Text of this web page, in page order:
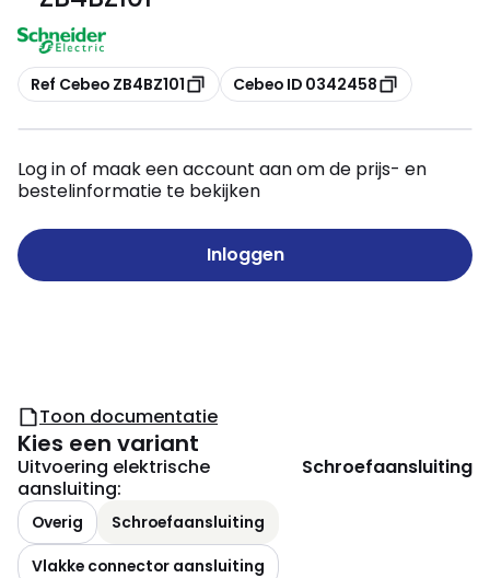
Kopiëren
Ref Cebeo ZB4BZ101 Kopiëren
Cebeo ID 0342458
Log in of maak een account aan om de prijs- en
bestelinformatie te bekijken
Inloggen
Toon documentatie
Kies een variant
Uitvoering elektrische
aansluiting:
Schroefaansluiting
Overig
Schroefaansluiting
Vlakke connector aansluiting